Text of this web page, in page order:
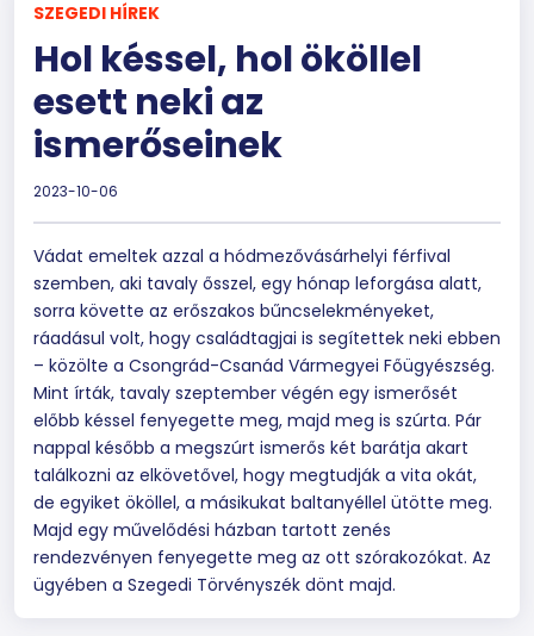
SZEGEDI HÍREK
Hol késsel, hol ököllel
esett neki az
ismerőseinek
2023-10-06
Vádat emeltek azzal a hódmezővásárhelyi férfival
szemben, aki tavaly ősszel, egy hónap leforgása alatt,
sorra követte az erőszakos bűncselekményeket,
ráadásul volt, hogy családtagjai is segítettek neki ebben
– közölte a Csongrád-Csanád Vármegyei Főügyészség.
Mint írták, tavaly szeptember végén egy ismerősét
előbb késsel fenyegette meg, majd meg is szúrta. Pár
nappal később a megszúrt ismerős két barátja akart
találkozni az elkövetővel, hogy megtudják a vita okát,
de egyiket ököllel, a másikukat baltanyéllel ütötte meg.
Majd egy művelődési házban tartott zenés
rendezvényen fenyegette meg az ott szórakozókat. Az
ügyében a Szegedi Törvényszék dönt majd.